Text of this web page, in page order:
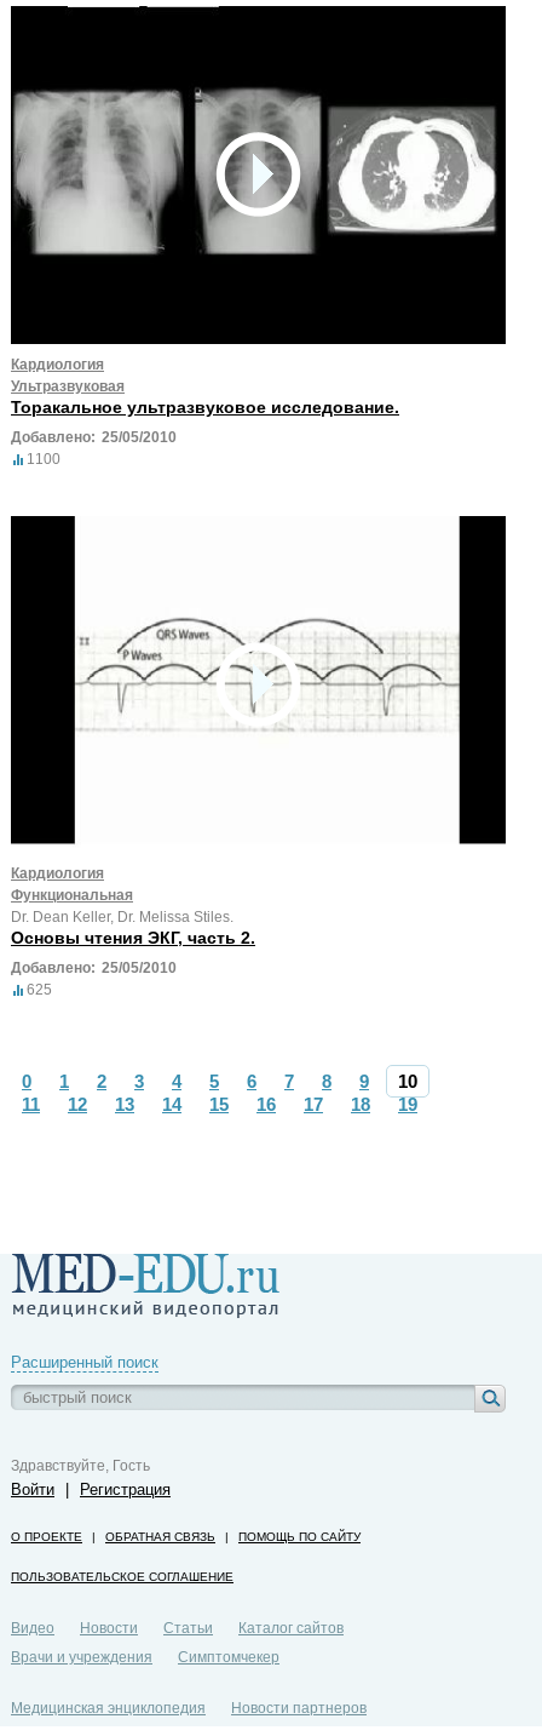
Кардиология
Ультразвуковая
Торакальное ультразвуковое исследование.
Добавлено: 25/05/2010
1100
Кардиология
Функциональная
Dr. Dean Keller, Dr. Melissa Stiles.
Основы чтения ЭКГ, часть 2.
Добавлено: 25/05/2010
625
0 1 2 3 4 5 6 7 8 9
10
11
12 13 14 15 16 17 18 19
Расширенный поиск
Здравствуйте, Гость
Войти | Регистрация
О ПРОЕКТЕ | ОБРАТНАЯ СВЯЗЬ | ПОМОЩЬ ПО САЙТУ
ПОЛЬЗОВАТЕЛЬСКОЕ СОГЛАШЕНИЕ
Видео Новости Статьи
Каталог сайтов
Врачи и учреждения
Симптомчекер
Медицинская энциклопедия
Новости партнеров